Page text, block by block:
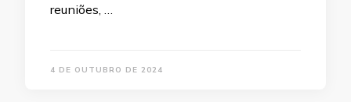
reuniões, …
4 DE OUTUBRO DE 2024